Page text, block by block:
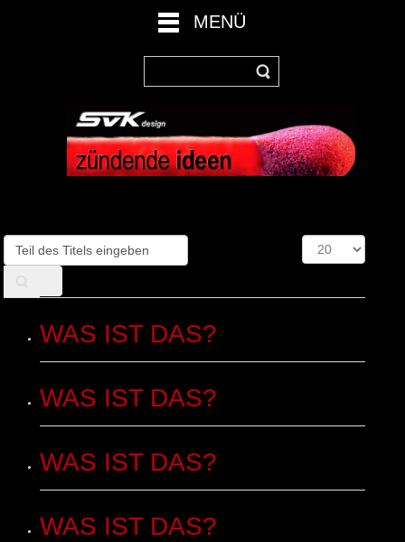
MENÜ
Teil
des
Anzeige
#
WAS IST DAS?
WAS IST DAS?
WAS IST DAS?
WAS IST DAS?